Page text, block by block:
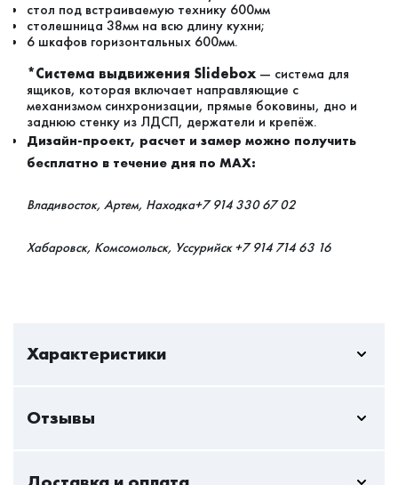
стол под встраиваемую технику 600мм
столешница 38мм на всю длину кухни;
6 шкафов горизонтальных 600мм.
*Система выдвижения Slidebox— система для
ящиков, которая включает направляющие с
механизмом синхронизации, прямые боковины, дно и
заднюю стенку из ЛДСП, держатели и крепёж.
Дизайн-проект, расчет и замер можно получить
бесплатно в течение дня по MAX:
Владивосток, Артем, Находка+7 914 330 67 02
Хабаровск, Комсомольск, Уссурийск +7 914 714 63 16
Характеристики
Отзывы
Пока нет отзывов - вы можете стать первым